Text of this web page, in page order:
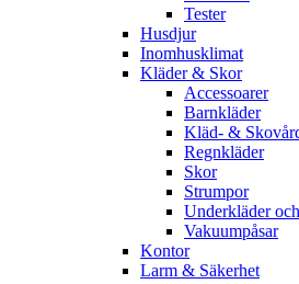
Tester
Husdjur
Inomhusklimat
Kläder & Skor
Accessoarer
Barnkläder
Kläd- &
Regnkläder
Skor
Strumpor
Underkläder
Vakuumpåsar
Kontor
Larm & Säkerhet